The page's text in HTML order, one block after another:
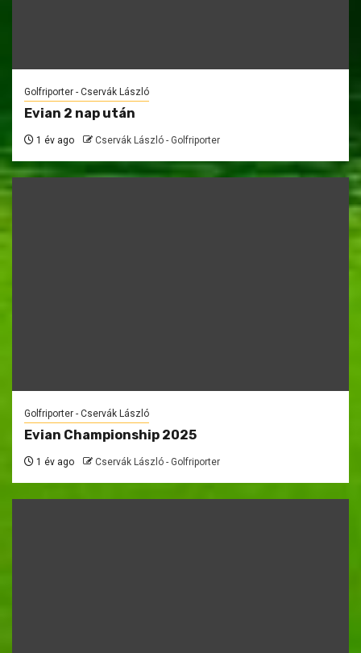
Golfriporter - Cservák László
Evian 2 nap után
1 év ago Cservák László - Golfriporter
Golfriporter - Cservák László
Evian Championship 2025
1 év ago Cservák László - Golfriporter